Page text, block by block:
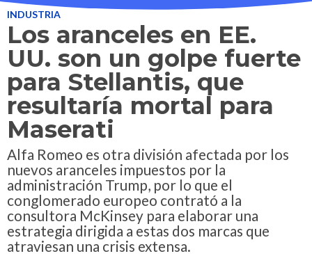
INDUSTRIA
Los aranceles en EE.
UU. son un golpe fuerte
para Stellantis, que
resultaría mortal para
Maserati
Alfa Romeo es otra división afectada por los
nuevos aranceles impuestos por la
administración Trump, por lo que el
conglomerado europeo contrató a la
consultora McKinsey para elaborar una
estrategia dirigida a estas dos marcas que
atraviesan una crisis extensa.